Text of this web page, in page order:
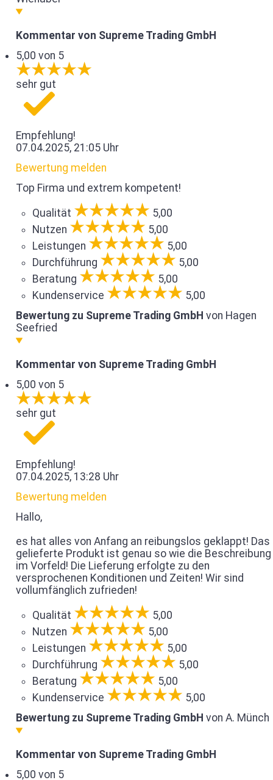
Kommentar von Supreme Trading GmbH
5,00 von 5
sehr gut
Empfehlung!
07.04.2025, 21:05 Uhr
Bewertung melden
Top Firma und extrem kompetent!
Qualität
5,00
Nutzen
5,00
Leistungen
5,00
Durchführung
5,00
Beratung
5,00
Kundenservice
5,00
Bewertung zu Supreme Trading GmbH von Hagen
Seefried
Kommentar von Supreme Trading GmbH
5,00 von 5
sehr gut
Empfehlung!
07.04.2025, 13:28 Uhr
Bewertung melden
Hallo,
es hat alles von Anfang an reibungslos geklappt! Das
gelieferte Produkt ist genau so wie die Beschreibung
im Vorfeld! Die Lieferung erfolgte zu den
versprochenen Konditionen und Zeiten! Wir sind
vollumfänglich zufrieden!
Qualität
5,00
Nutzen
5,00
Leistungen
5,00
Durchführung
5,00
Beratung
5,00
Kundenservice
5,00
Bewertung zu Supreme Trading GmbH von A. Münch
Kommentar von Supreme Trading GmbH
5,00 von 5